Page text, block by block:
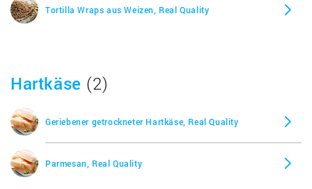
Tortilla Wraps aus Weizen, Real Quality
Hartkäse (2)
Geriebener getrockneter Hartkäse, Real Quality
Parmesan, Real Quality